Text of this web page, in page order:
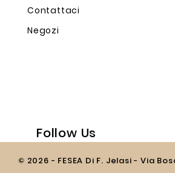
Contattaci
Negozi
Follow Us
© 2026 - FESEA Di F. Jelasi - Via